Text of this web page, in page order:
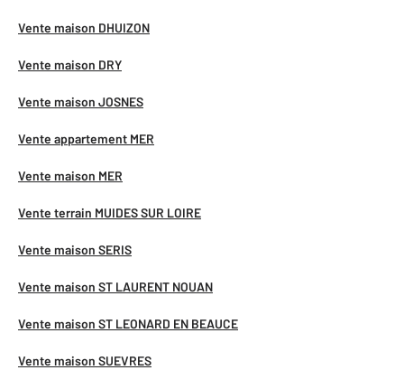
Vente maison DHUIZON
Vente maison DRY
Vente maison JOSNES
Vente appartement MER
Vente maison MER
Vente terrain MUIDES SUR LOIRE
Vente maison SERIS
Vente maison ST LAURENT NOUAN
Vente maison ST LEONARD EN BEAUCE
Vente maison SUEVRES